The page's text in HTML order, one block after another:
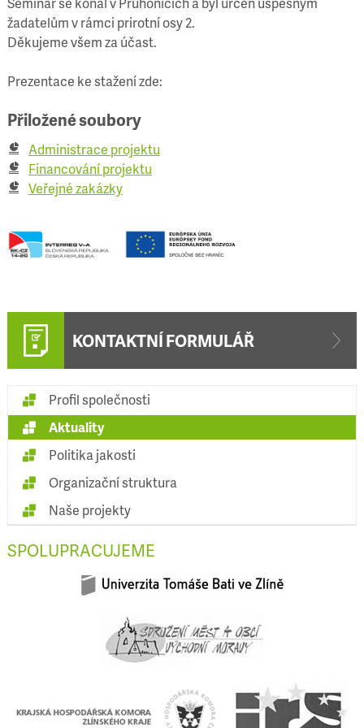
žadatelům v rámci prirotní osy 2.
Děkujeme všem za účast.
Prezentace ke stažení zde:
Přiložené soubory
Administrace projektu
Financování projektu
Veřejné zakázky
KONTAKTNÍ FORMULÁŘ
Profil společnosti
Aktuality
Politika jakosti
Organizační struktura
Naše projekty
SPOLUPRACUJEME